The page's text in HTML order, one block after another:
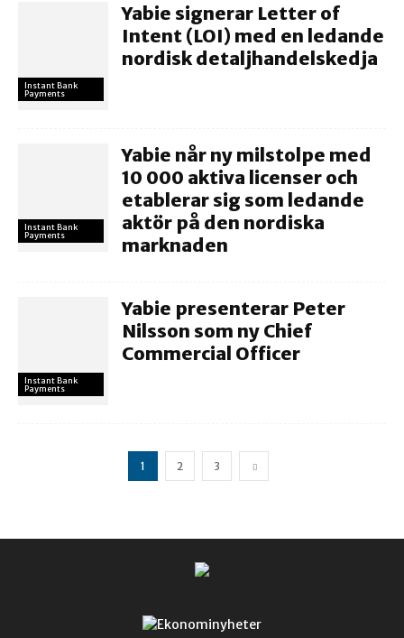
Instant Bank
Payments
Yabie signerar Letter of
Intent (LOI) med en ledande
nordisk detaljhandelskedja
Instant Bank
Payments
Yabie når ny milstolpe med
10 000 aktiva licenser och
etablerar sig som ledande
aktör på den nordiska
marknaden
Instant Bank
Payments
Yabie presenterar Peter
Nilsson som ny Chief
Commercial Officer
1 2 3